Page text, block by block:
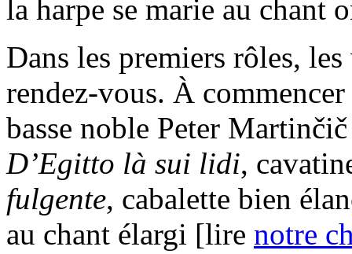
la harpe se marie au chant
Dans les premiers rôles,
rendez-vous. À
basse noble Peter
D’Egitto là sui lidi,
fulgente, cabalette bien
au chant élargi [lire notre